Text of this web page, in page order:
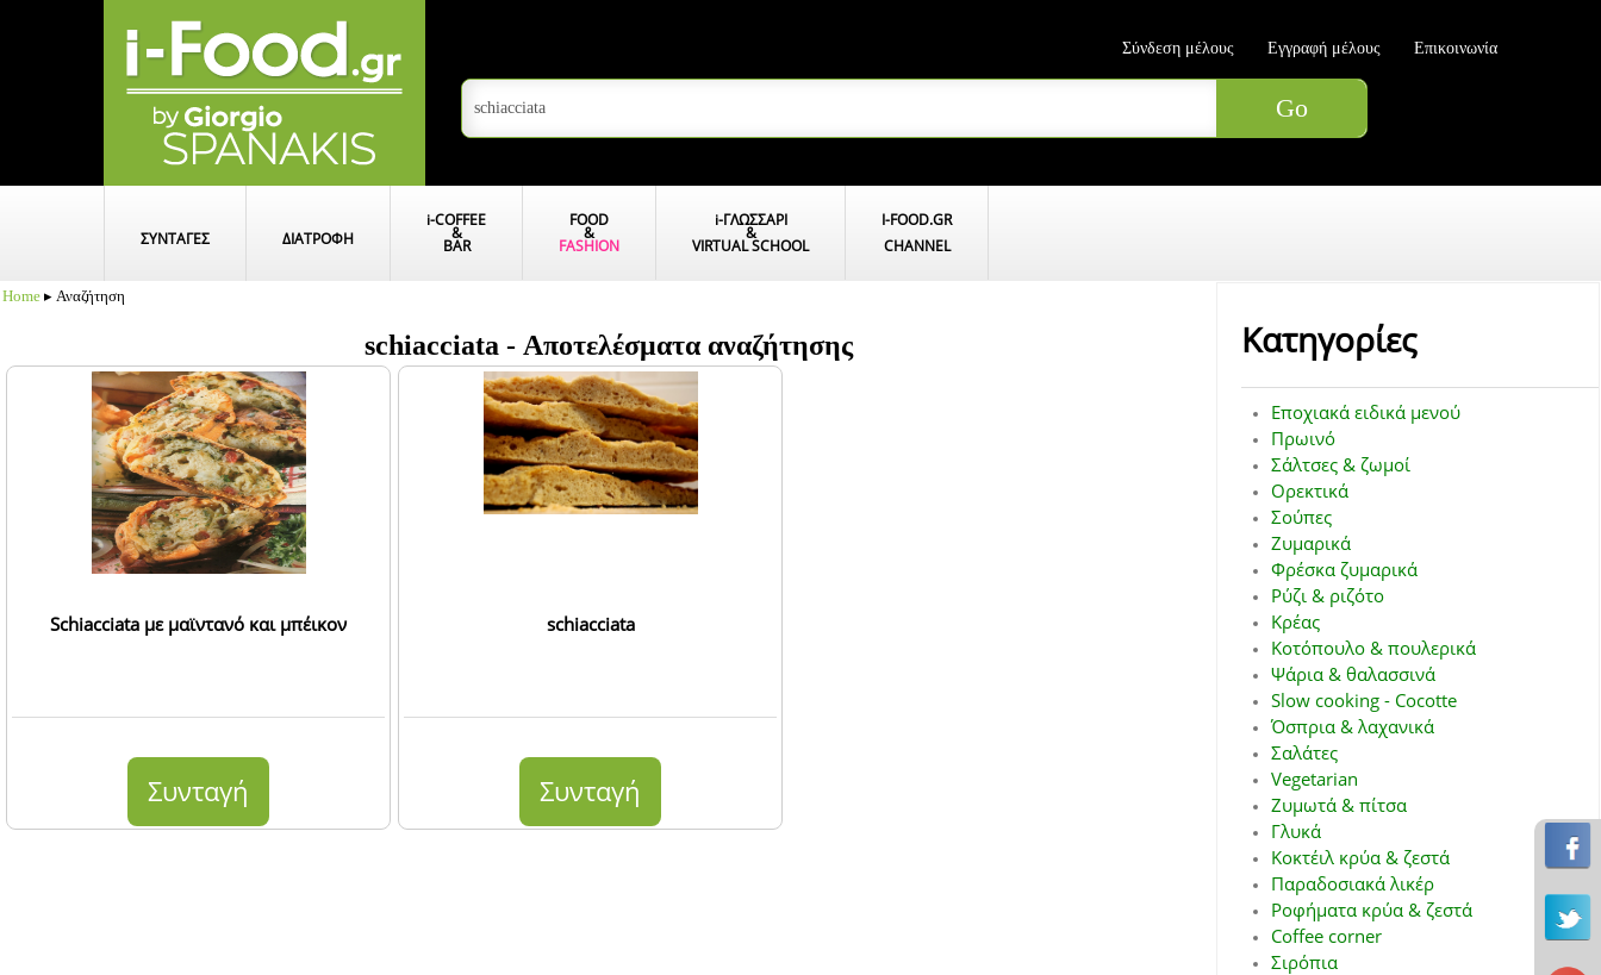
Σύνδεση μέλους Εγγραφή μέλους Επικοινωνία
ΣΥΝΤΑΓΕΣ ΔΙΑΤΡΟΦΗ
i-COFFEE
&
BAR
FOOD
&
FASHION
i-ΓΛΩΣΣΑΡΙ
&
VIRTUAL SCHOOL
I-FOOD.GR
CHANNEL
Home ▸ Αναζήτηση
schiacciata - Αποτελέσματα αναζήτησης
Schiacciata με μαϊντανό και μπέικον
Συνταγή
schiacciata
Συνταγή
Κατηγορίες
Εποχιακά ειδικά μενού
Πρωινό
Σάλτσες & ζωμοί
Ορεκτικά
Σούπες
Ζυμαρικά
Φρέσκα ζυμαρικά
Ρύζι & ριζότο
Κρέας
Κοτόπουλο & πουλερικά
Ψάρια & θαλασσινά
Slow cooking - Cocotte
Όσπρια & λαχανικά
Σαλάτες
Vegetarian
Ζυμωτά & πίτσα
Γλυκά
Κοκτέιλ κρύα & ζεστά
Παραδοσιακά λικέρ
Ροφήματα κρύα & ζεστά
Coffee corner
Σιρόπια